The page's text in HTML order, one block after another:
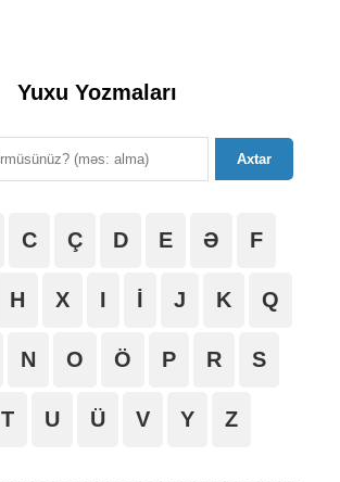
Yuxu Yozmaları
Axtar
C Ç D E Ə F
H X I İ J K Q
N O Ö P R S
T U Ü V Y Z